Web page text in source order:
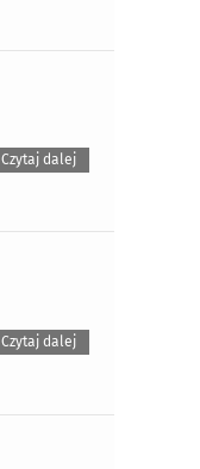
Czytaj dalej
Czytaj dalej